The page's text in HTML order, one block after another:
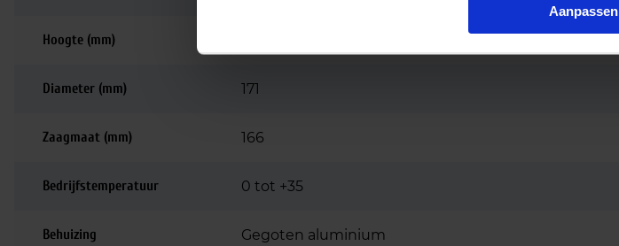
Aanpassen
Hoogte (mm)
Diameter (mm) 171
Zaagmaat (mm) 166
Bedrijfstemperatuur 0 tot +35
Behuizing Gegoten aluminium